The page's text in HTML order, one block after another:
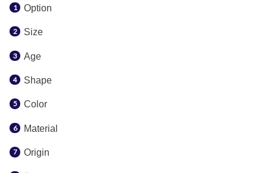
Option
Size
Age
Shape
Color
Material
Origin